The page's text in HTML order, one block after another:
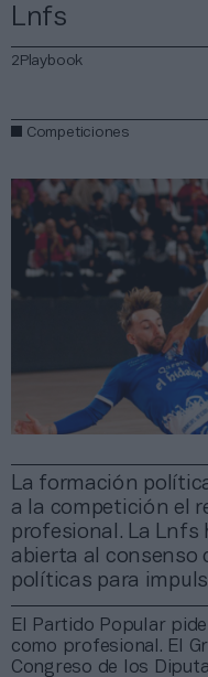
Lnfs
La formación
a la competición el
profesional. La Lnfs
abierta al consenso
políticas para
2Playbook
Competiciones
El Partido Popular
como profesional. El
Congreso de los